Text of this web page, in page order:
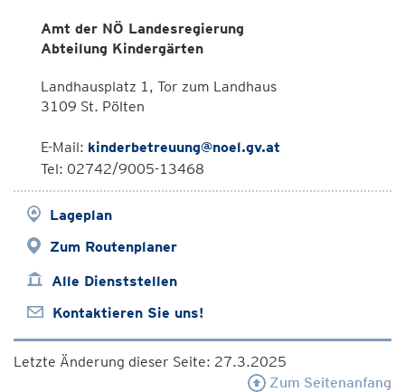
Amt der NÖ Landesregierung
Abteilung Kindergärten
Landhausplatz 1, Tor zum Landhaus
3109 St. Pölten
E-Mail: kinderbetreuung@noel.gv.at
Tel: 02742/9005-13468
Lageplan
Zum Routenplaner
Alle Dienststellen
Kontaktieren Sie uns!
Letzte Änderung dieser Seite: 27.3.2025
Zum Seitenanfang